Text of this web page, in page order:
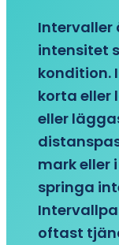
Intervaller
intensitet
kondition.
korta eller
eller
mark eller
springa
oftast